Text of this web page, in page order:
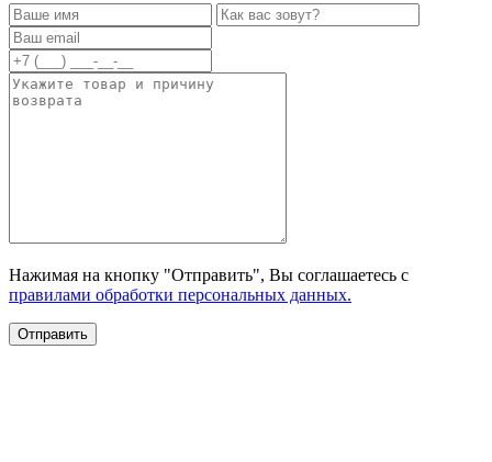
Нажимая на кнопку "Отправить", Вы соглашаетесь с
правилами обработки персональных данных.